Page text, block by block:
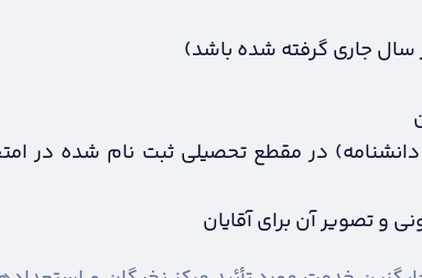
در مقطع تحصیلی ثبت نام شده در
و تصویر آن برای آقایان